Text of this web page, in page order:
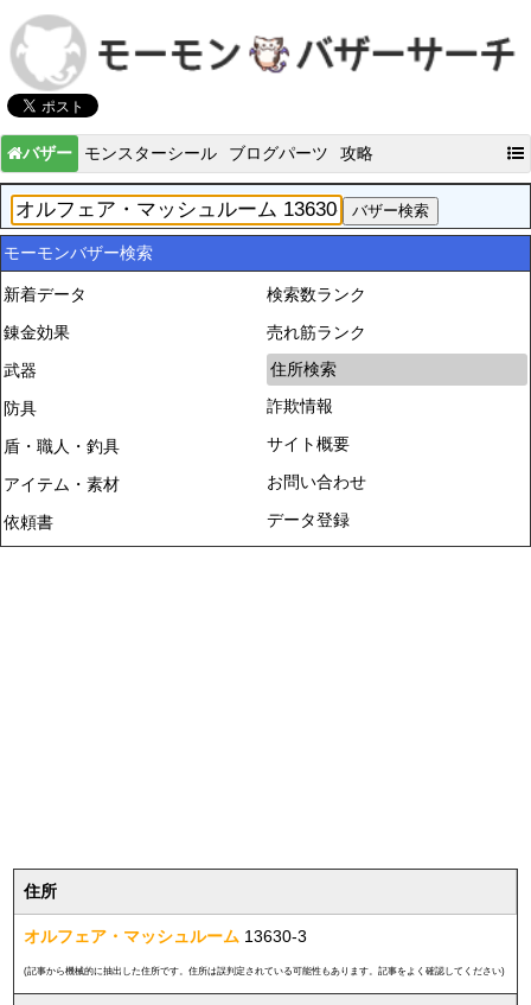
バザー モンスターシール ブログパーツ 攻略
モーモンバザー検索
新着データ
錬金効果
武器
防具
盾・職人・釣具
アイテム・素材
依頼書
検索数ランク
売れ筋ランク
住所検索
詐欺情報
サイト概要
お問い合わせ
データ登録
住所
オルフェア・マッシュルーム 13630-3
(記事から機械的に抽出した住所です。住所は誤判定されている可能性もあります。記事をよく確認してください)